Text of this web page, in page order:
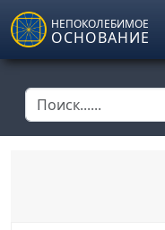
Skip to main content
НЕПОКОЛЕБИМОЕ
ОСНОВАНИЕ